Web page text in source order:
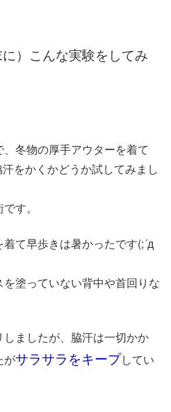
）こんな実験をしてみ
冬物の厚手アウターを着て
をかくかどうか試してみまし
す。
て早歩きは暑かったです(;´д
塗っていない背中や首回りな
ましたが、脇汗は一切かか
がサラサラをキープしてい